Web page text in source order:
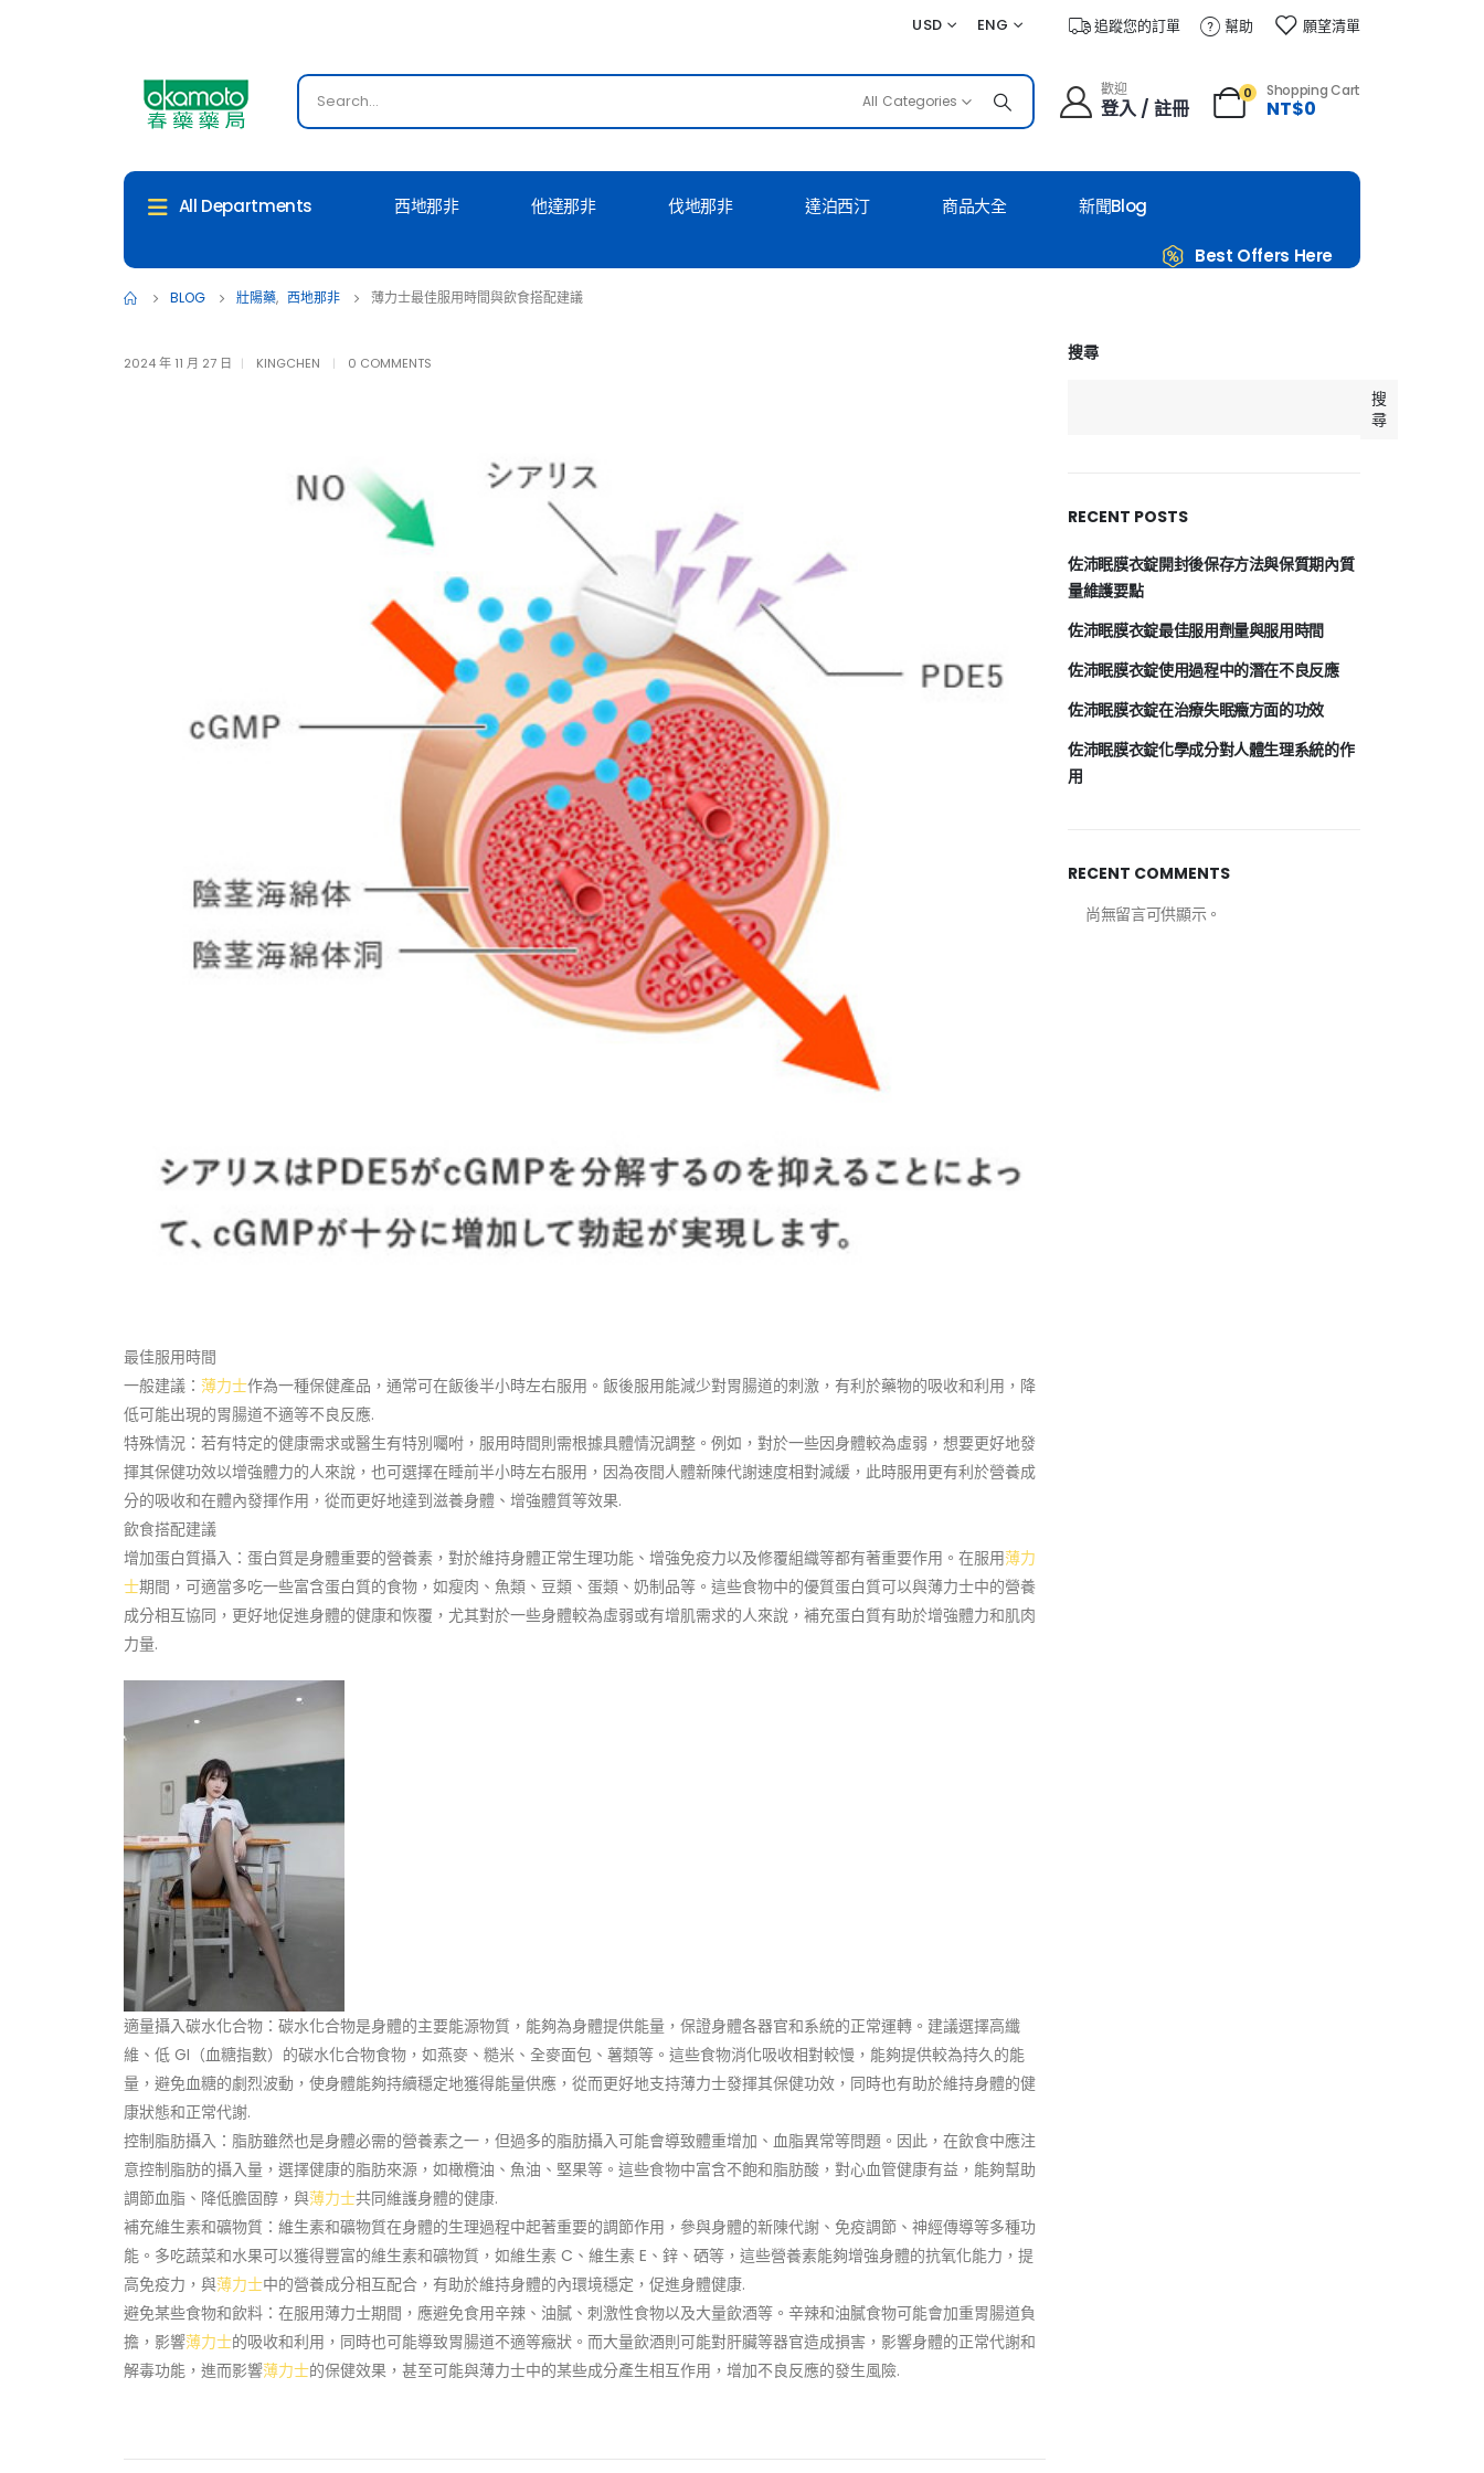
USD ENG 追蹤您的訂單 幫助 願望清單
All Categories
歡迎
登入 / 註冊
0 Shopping Cart
NT$0
All Departments 西地那非 他達那非 伐地那非 達泊西汀 商品大全 新聞Blog
Best Offers Here
BLOG 壯陽藥, 西地那非 薄力士最佳服用時間與飲食搭配建議
2024 年 11 月 27 日 KINGCHEN 0 COMMENTS
最佳服用時間
一般建議： 薄力士作為一種保健產品，通常可在飯後半小時左右服用。飯後服用能減少對胃腸道的刺激，有利於藥物的吸收和利用，降
低可能出現的胃腸道不適等不良反應.
特殊情況：若有特定的健康需求或醫生有特別囑咐，服用時間則需根據具體情況調整。例如，對於一些因身體較為虛弱，想要更好地發
揮其保健功效以增強體力的人來說，也可選擇在睡前半小時左右服用，因為夜間人體新陳代謝速度相對減緩，此時服用更有利於營養成
分的吸收和在體內發揮作用，從而更好地達到滋養身體、增強體質等效果.
飲食搭配建議
增加蛋白質攝入：蛋白質是身體重要的營養素，對於維持身體正常生理功能、增強免疫力以及修覆組織等都有著重要作用。在服用薄力
士期間，可適當多吃一些富含蛋白質的食物，如瘦肉、魚類、豆類、蛋類、奶制品等。這些食物中的優質蛋白質可以與薄力士中的營養
成分相互協同，更好地促進身體的健康和恢覆，尤其對於一些身體較為虛弱或有增肌需求的人來說，補充蛋白質有助於增強體力和肌肉
力量.
適量攝入碳水化合物：碳水化合物是身體的主要能源物質，能夠為身體提供能量，保證身體各器官和系統的正常運轉。建議選擇高纖
維、低 GI（血糖指數）的碳水化合物食物，如燕麥、糙米、全麥面包、薯類等。這些食物消化吸收相對較慢，能夠提供較為持久的能
量，避免血糖的劇烈波動，使身體能夠持續穩定地獲得能量供應，從而更好地支持薄力士發揮其保健功效，同時也有助於維持身體的健
康狀態和正常代謝.
控制脂肪攝入：脂肪雖然也是身體必需的營養素之一，但過多的脂肪攝入可能會導致體重增加、血脂異常等問題。因此，在飲食中應注
意控制脂肪的攝入量，選擇健康的脂肪來源，如橄欖油、魚油、堅果等。這些食物中富含不飽和脂肪酸，對心血管健康有益，能夠幫助
調節血脂、降低膽固醇，與薄力士共同維護身體的健康.
補充維生素和礦物質：維生素和礦物質在身體的生理過程中起著重要的調節作用，參與身體的新陳代謝、免疫調節、神經傳導等多種功
能。多吃蔬菜和水果可以獲得豐富的維生素和礦物質，如維生素 C、維生素 E、鋅、硒等，這些營養素能夠增強身體的抗氧化能力，提
高免疫力，與薄力士中的營養成分相互配合，有助於維持身體的內環境穩定，促進身體健康.
避免某些食物和飲料：在服用薄力士期間，應避免食用辛辣、油膩、刺激性食物以及大量飲酒等。辛辣和油膩食物可能會加重胃腸道負
擔，影響薄力士的吸收和利用，同時也可能導致胃腸道不適等癥狀。而大量飲酒則可能對肝臟等器官造成損害，影響身體的正常代謝和
解毒功能，進而影響薄力士的保健效果，甚至可能與薄力士中的某些成分產生相互作用，增加不良反應的發生風險.
搜尋
搜
尋
RECENT POSTS
佐沛眠膜衣錠開封後保存方法與保質期內質
量維護要點
佐沛眠膜衣錠最佳服用劑量與服用時間
佐沛眠膜衣錠使用過程中的潛在不良反應
佐沛眠膜衣錠在治療失眠癥方面的功效
佐沛眠膜衣錠化學成分對人體生理系統的作
用
RECENT COMMENTS
尚無留言可供顯示。